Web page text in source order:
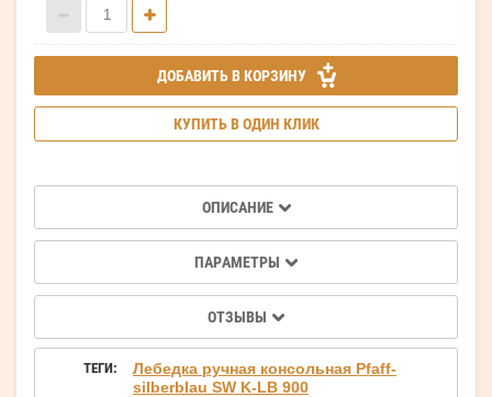
ДОБАВИТЬ В КОРЗИНУ
КУПИТЬ В ОДИН КЛИК
ОПИСАНИЕ
ПАРАМЕТРЫ
ОТЗЫВЫ
ТЕГИ:
Лебедка ручная консольная Pfaff-
silberblau SW K-LB 900